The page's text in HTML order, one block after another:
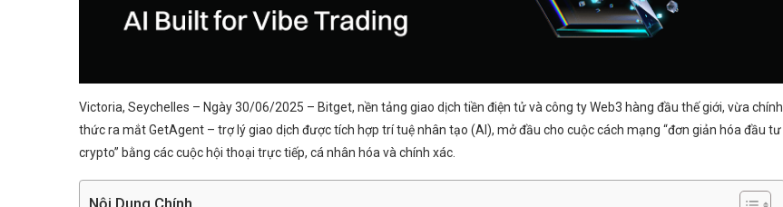
Victoria, Seychelles – Ngày 30/06/2025 – Bitget, nền tảng giao dịch tiền điện tử và công ty Web3 hàng đầu thế giới, vừa chính
thức ra mắt GetAgent – trợ lý giao dịch được tích hợp trí tuệ nhân tạo (AI), mở đầu cho cuộc cách mạng “đơn giản hóa đầu tư
crypto” bằng các cuộc hội thoại trực tiếp, cá nhân hóa và chính xác.